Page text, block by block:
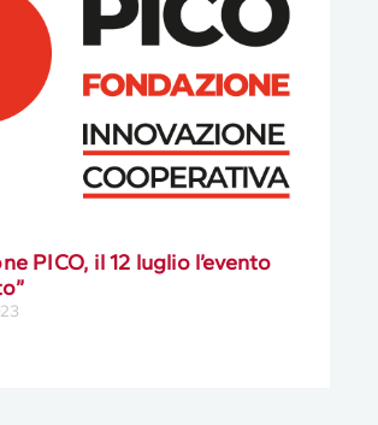
PICO, il 12 luglio l’evento